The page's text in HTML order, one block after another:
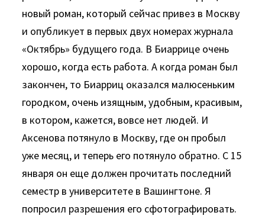
новый роман, который сейчас привез в Москву
и опубликует в первых двух номерах журнала
«Октябрь» будущего года. В Биаррице очень
хорошо, когда есть работа. А когда роман был
закончен, то Биарриц оказался малюсеньким
городком, очень изящным, удобным, красивым,
в котором, кажется, вовсе нет людей. И
Аксенова потянуло в Москву, где он пробыл
уже месяц, и теперь его потянуло обратно. С 15
января он еще должен прочитать последний
семестр в университете в Вашингтоне. Я
попросил разрешения его сфотографировать.